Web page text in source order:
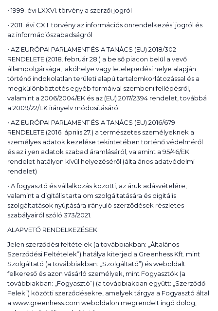
• 1999. évi LXXVI. törvény a szerzői jogról
• 2011. évi CXII. törvény az információs önrendelkezési jogról és
az információszabadságról
• AZ EURÓPAI PARLAMENT ÉS A TANÁCS (EU) 2018/302
RENDELETE (2018. február 28.) a belső piacon belül a vevő
állampolgársága, lakóhelye vagy letelepedési helye alapján
történő indokolatlan területi alapú tartalomkorlátozással és a
megkülönböztetés egyéb formáival szembeni fellépésről,
valamint a 2006/2004/EK és az (EU) 2017/2394 rendelet, továbbá
a 2009/22/EK irányelv módosításáról
• AZ EURÓPAI PARLAMENT ÉS A TANÁCS (EU) 2016/679
RENDELETE (2016. április 27.) a természetes személyeknek a
személyes adatok kezelése tekintetében történő védelméről
és az ilyen adatok szabad áramlásáról, valamint a 95/46/EK
rendelet hatályon kívül helyezéséről (általános adatvédelmi
rendelet)
• A fogyasztó és vállalkozás közötti, az áruk adásvételére,
valamint a digitális tartalom szolgáltatására és digitális
szolgáltatások nyújtására irányuló szerződések részletes
szabályairól szóló 373/2021.
ALAPVETŐ RENDELKEZÉSEK
Jelen szerződési feltételek (a továbbiakban: „Általános
Szerződési Feltételek”) hatálya kiterjed a Greenhess Kft. mint
Szolgáltató (a továbbiakban: „Szolgáltató”) és weboldalt
felkereső és azon vásárló személyek, mint Fogyasztók (a
továbbiakban: „Fogyasztó”) (a továbbiakban együtt: „Szerződő
Felek”) közötti szerződésekre, amelyek tárgya a Fogyasztó által
a www.greenhess.com weboldalon megrendelt ingó dolog,